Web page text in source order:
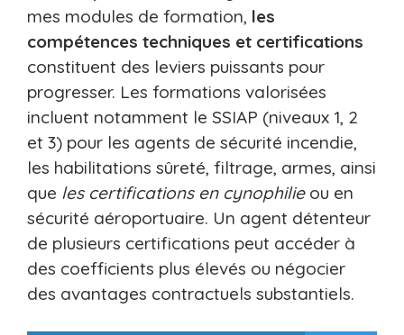
mes modules de formation, les
compétences techniques et certifications
constituent des leviers puissants pour
progresser. Les formations valorisées
incluent notamment le SSIAP (niveaux 1, 2
et 3) pour les agents de sécurité incendie,
les habilitations sûreté, filtrage, armes, ainsi
que les certifications en cynophilieou en
sécurité aéroportuaire. Un agent détenteur
de plusieurs certifications peut accéder à
des coefficients plus élevés ou négocier
des avantages contractuels substantiels.